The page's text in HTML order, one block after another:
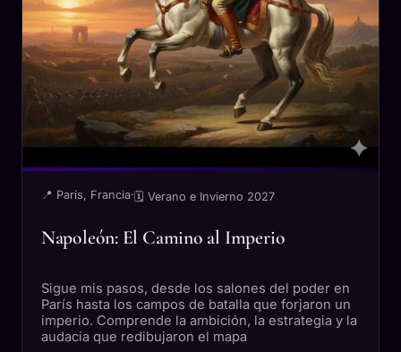
📍 París, Francia· 🗓 Verano e Invierno 2027
Napoleón: El Camino al Imperio
Sigue mis pasos, desde los salones del poder en
París hasta los campos de batalla que forjaron un
imperio. Comprende la ambición, la estrategia y la
audacia que redibujaron el mapa